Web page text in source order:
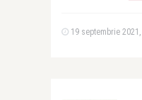
19 septembrie 2021,